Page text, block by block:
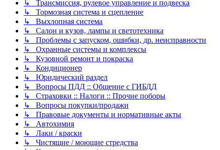
↳ Трансмиссия, рулевое управление и подвеска
↳ Тормозная система и сцепление
↳ Выхлопная система
↳ Салон и кузов, лампы и светотехника
↳ Проблемы с запуском, ошибки, др. неисправности
↳ Охранные системы и комплексы
↳ Кузовной ремонт и покраска
↳ Кондиционер
↳ Юридический раздел
↳ Вопросы ПДД :: Общение с ГИБДД
↳ Страховки :: Налоги :: Прочие поборы
↳ Вопросы покупки/продажи
↳ Правовые документы и нормативные акты
↳ Автохимия
↳ Лаки / краски
↳ Чистящие / моющие стредства